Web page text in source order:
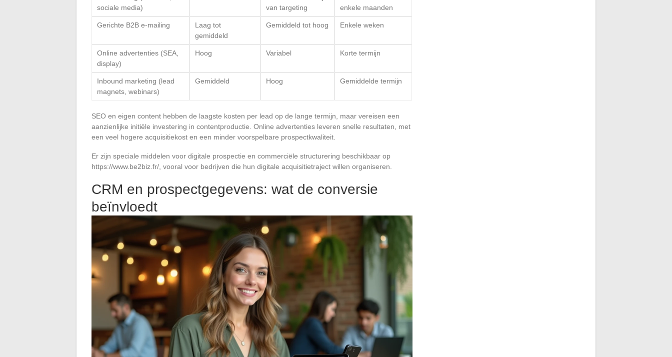
sociale media)
van targeting
enkele maanden
Gerichte B2B e-mailing
Laag tot
gemiddeld
Gemiddeld tot hoog Enkele weken
Online advertenties (SEA,
display)
Hoog Variabel Korte termijn
Inbound marketing (lead
magnets, webinars)
Gemiddeld Hoog Gemiddelde termijn
SEO en eigen content hebben de laagste kosten per lead op de lange termijn, maar vereisen een
aanzienlijke initiële investering in contentproductie. Online advertenties leveren snelle resultaten, met
een veel hogere acquisitiekost en een minder voorspelbare prospectkwaliteit.
Er zijn speciale middelen voor digitale prospectie en commerciële structurering beschikbaar op
https://www.be2biz.fr/, vooral voor bedrijven die hun digitale acquisitietraject willen organiseren.
CRM en prospectgegevens: wat de conversie
beïnvloedt